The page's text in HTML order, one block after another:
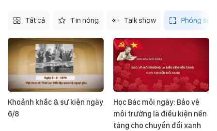
Tất cả Tin nóng Talk show Phóng sự
Khoảnh khắc & sự kiện ngày
6/8
Học Bác mỗi ngày: Bảo vệ
môi trường là điều kiện nền
tảng cho chuyển đổi xanh